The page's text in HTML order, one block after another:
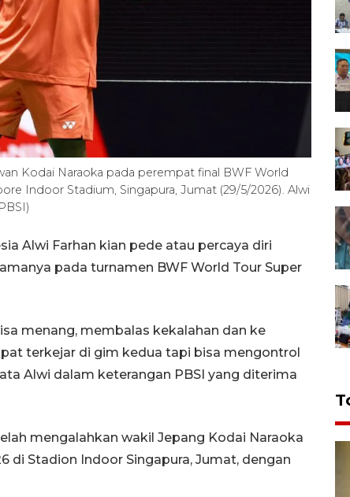
Kodai Naraoka pada perempat final BWF World
Indoor Stadium, Singapura, Jumat (29/5/2026). Alwi
Alwi Farhan kian pede atau percaya diri
pada turnamen BWF World Tour Super
menang, membalas kekalahan dan ke
terkejar di gim kedua tapi bisa mengontrol
Alwi dalam keterangan PBSI yang diterima
mengalahkan wakil Jepang Kodai Naraoka
di Stadion Indoor Singapura, Jumat, dengan